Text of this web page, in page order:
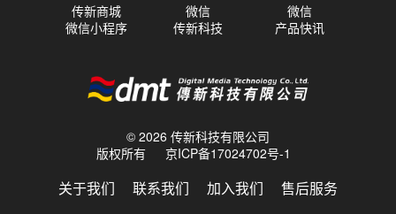
© 2026 传新科技有限公司
版权所有
京ICP备17024702号-1
关于我们 联系我们 加入我们 售后服务
传新商城
微信小程序
微信
传新科技
微信
产品快讯